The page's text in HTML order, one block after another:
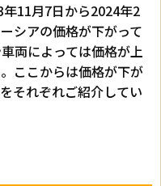
11月7日から2024年2
シアの価格が下がって
両によっては価格が上
ここからは価格が下が
それぞれご紹介してい